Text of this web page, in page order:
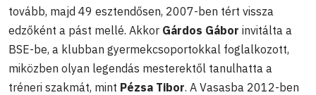
tovább, majd 49 esztendősen, 2007-ben tért vissza
edzőként a pást mellé. Akkor Gárdos Gábor invitálta a
BSE-be, a klubban gyermekcsoportokkal foglalkozott,
miközben olyan legendás mesterektől tanulhatta a
tréneri szakmát, mint Pézsa Tibor. A Vasasba 2012-ben